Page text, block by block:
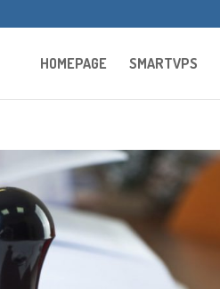
HOMEPAGE SMARTVPS